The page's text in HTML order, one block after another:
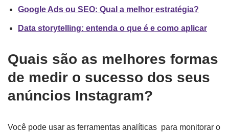
Google Ads ou SEO: Qual a melhor estratégia?
Data storytelling: entenda o que é e como aplicar
Quais são as melhores formas
de medir o sucesso dos seus
anúncios Instagram?
Você pode usar as ferramentas analíticas para monitorar o